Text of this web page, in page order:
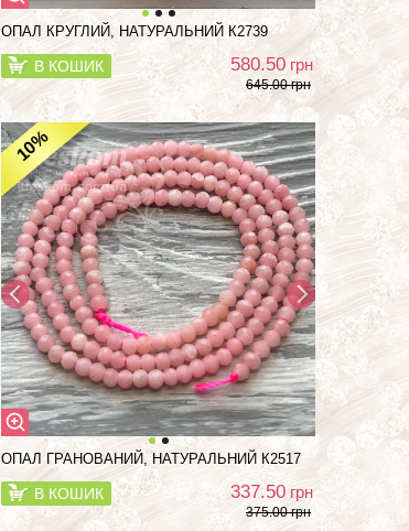
ОПАЛ КРУГЛИЙ, НАТУРАЛЬНИЙ К2739
В КОШИК 580.50грн
645.00 грн
10%
ОПАЛ ГРАНОВАНИЙ, НАТУРАЛЬНИЙ К2517
В КОШИК 337.50грн
375.00 грн